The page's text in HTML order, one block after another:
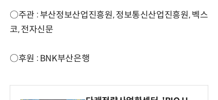
○주관 : 부산정보산업진흥원, 정보통신산업진흥원, 벡스
코, 전자신문
○후원 : BNK부산은행